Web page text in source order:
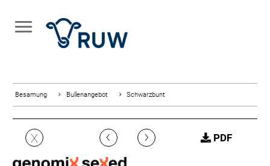
Besamung Bullenangebot Schwarzbunt
X ‹ › PDF